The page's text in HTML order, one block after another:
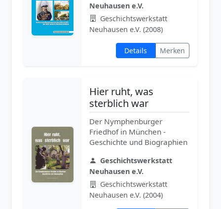
Neuhausen e.V.
Geschichtswerkstatt
Neuhausen e.V. (2008)
Details Merken
Hier ruht, was
sterblich war
Der Nymphenburger
Friedhof in München -
Geschichte und Biographien
Geschichtswerkstatt
Neuhausen e.V.
Geschichtswerkstatt
Neuhausen e.V. (2004)